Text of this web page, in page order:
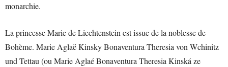
monarchie.
La princesse Marie de Liechtenstein est issue de la noblesse de
Bohème. Marie Aglaë Kinsky Bonaventura Theresia von Wchinitz
und Tettau (ou Marie Aglaé Bonaventura Theresia Kinská ze